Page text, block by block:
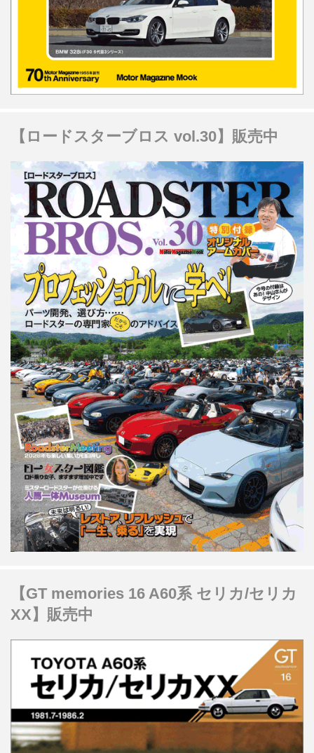
【ロードスターブロス vol.30】販売中
【GT memories 16 A60系 セリカ/セリカ
XX】販売中